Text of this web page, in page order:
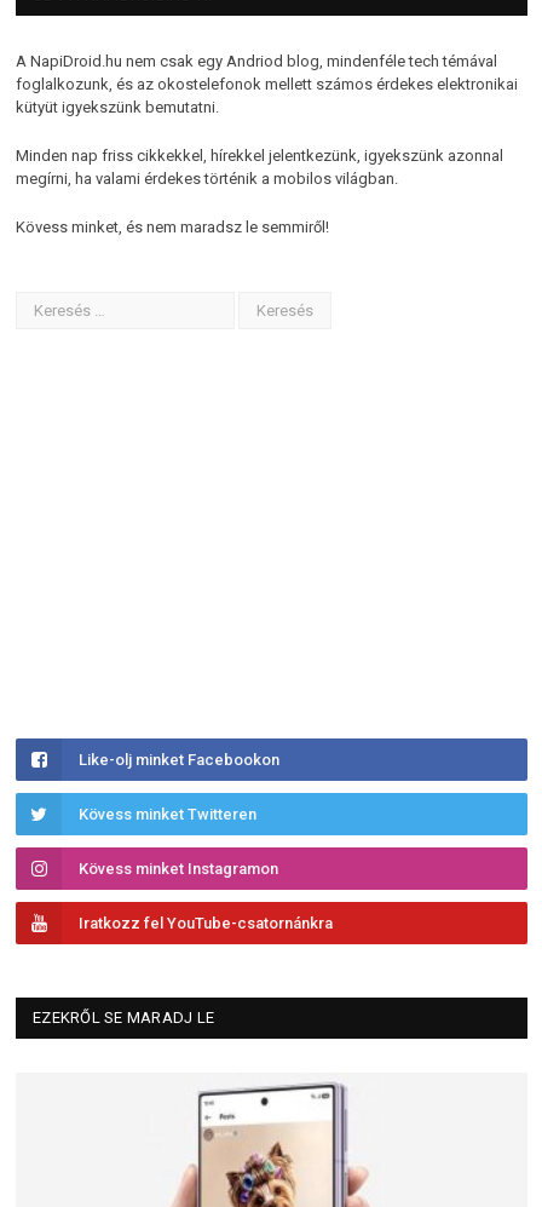
A NapiDroid.hu nem csak egy Andriod blog, mindenféle tech témával
foglalkozunk, és az okostelefonok mellett számos érdekes elektronikai
kütyüt igyekszünk bemutatni.
Minden nap friss cikkekkel, hírekkel jelentkezünk, igyekszünk azonnal
megírni, ha valami érdekes történik a mobilos világban.
Kövess minket, és nem maradsz le semmiről!
Like-olj minket Facebookon
Kövess minket Twitteren
Kövess minket Instagramon
Iratkozz fel YouTube-csatornánkra
EZEKRŐL SE MARADJ LE